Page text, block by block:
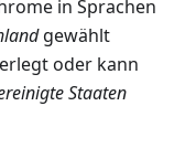
in Sprachen
gewählt
oder kann
Staaten